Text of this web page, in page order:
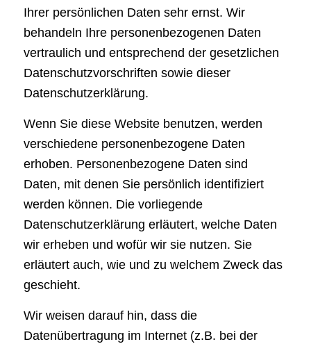
Ihrer persönlichen Daten sehr ernst. Wir
behandeln Ihre personenbezogenen Daten
vertraulich und entsprechend der gesetzlichen
Datenschutzvorschriften sowie dieser
Datenschutzerklärung.
Wenn Sie diese Website benutzen, werden
verschiedene personenbezogene Daten
erhoben. Personenbezogene Daten sind
Daten, mit denen Sie persönlich identifiziert
werden können. Die vorliegende
Datenschutzerklärung erläutert, welche Daten
wir erheben und wofür wir sie nutzen. Sie
erläutert auch, wie und zu welchem Zweck das
geschieht.
Wir weisen darauf hin, dass die
Datenübertragung im Internet (z.B. bei der